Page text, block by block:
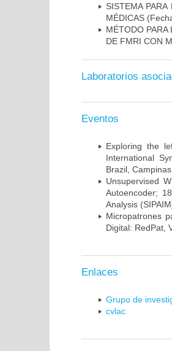
SISTEMA
MÉDICAS
MÉTODO PARA
DE FMRI CON
Laboratorios
Eventos
Exploring the
International
Brazil,
Unsupervised
Autoencoder;
Analysis
Micropatrones
Digital: RedPat,
Enlaces
Grupo de
cvlac